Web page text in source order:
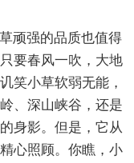
顽强的品质也值得
要春风一吹，大地
笑小草软弱无能，
、深山峡谷，还是
身影。但是，它从
心照顾。你瞧，小